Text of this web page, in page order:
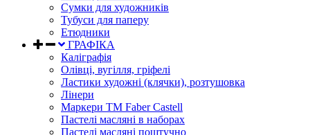
Сумки для художників
Тубуси для паперу
Етюдники
ГРАФІКА
Каліграфія
Олівці, вугілля, гріфелі
Ластики художні (клячки), розтушовка
Лінери
Маркери TM Faber Castell
Пастелі масляні в наборах
Пастелі масляні поштучно